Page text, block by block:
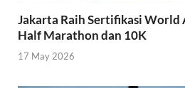
Jakarta Raih Sertifikasi
Half Marathon dan 10K
17 May 2026